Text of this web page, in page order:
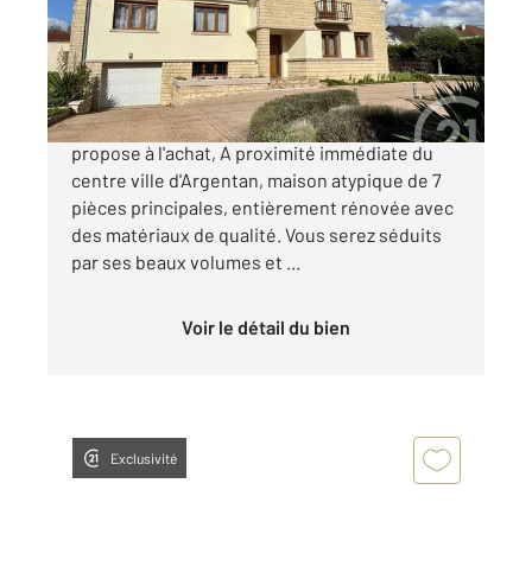
Maison à vendre
550 000 €
Votre agence CENTURY 21 ML Immobilier vous
propose à l'achat, A proximité immédiate du
centre ville d'Argentan, maison atypique de 7
pièces principales, entièrement rénovée avec
des matériaux de qualité. Vous serez séduits
par ses beaux volumes et ...
Voir le détail du bien
Exclusivité